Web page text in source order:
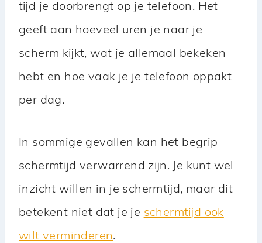
tijd je doorbrengt op je telefoon. Het
geeft aan hoeveel uren je naar je
scherm kijkt, wat je allemaal bekeken
hebt en hoe vaak je je telefoon oppakt
per dag.
In sommige gevallen kan het begrip
schermtijd verwarrend zijn. Je kunt wel
inzicht willen in je schermtijd, maar dit
betekent niet dat je je schermtijd ook
wilt verminderen.